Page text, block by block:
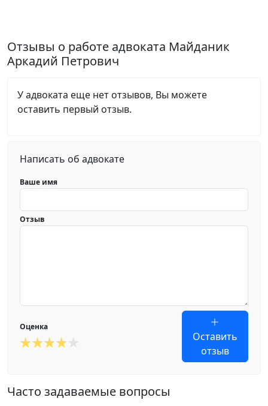
Отзывы о работе адвоката Майданик
Аркадий Петрович
У адвоката еще нет отзывов, Вы можете
оставить первый отзыв.
Написать об адвокате
Ваше имя
Отзыв
Оценка
Оставить
отзыв
Часто задаваемые вопросы